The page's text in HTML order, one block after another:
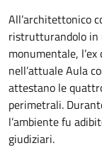
All’architettonico
ristrutturandolo in
monumentale,
nell’attuale Aula
attestano le
perimetrali.
l’ambiente fu
giudiziari.